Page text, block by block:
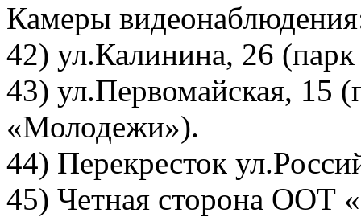
Камеры
42) ул.Калинина, 26
43) ул.Первомайская, 15
«Молодежи»).
44) Перекресток
45) Четная сторона ООТ